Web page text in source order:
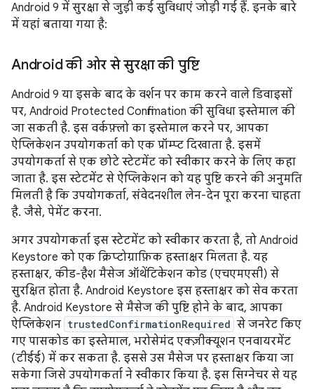
Android 9 में सुरक्षा से जुड़ी कई सुविधाएं जोड़ी गई हैं. इनके बारे
में यहां बताया गया है:
Android की ओर से सुरक्षा की पुष्टि
Android 9 या इसके बाद के वर्शन पर काम करने वाले डिवाइसों
पर, Android Protected Confirmation की सुविधा इस्तेमाल की
जा सकती है. इस वर्कफ़्लो का इस्तेमाल करने पर, आपका
ऐप्लिकेशन उपयोगकर्ता को एक प्रॉम्प्ट दिखाता है. इसमें
उपयोगकर्ता से एक छोटे स्टेटमेंट को स्वीकार करने के लिए कहा
जाता है. इस स्टेटमेंट से ऐप्लिकेशन को यह पुष्टि करने की अनुमति
मिलती है कि उपयोगकर्ता, संवेदनशील लेन-देन पूरा करना चाहता
है. जैसे, पेमेंट करना.
अगर उपयोगकर्ता इस स्टेटमेंट को स्वीकार करता है, तो Android
Keystore को एक क्रिप्टोग्राफ़िक हस्ताक्षर मिलता है. यह
हस्ताक्षर, कीड-हैश मैसेज ऑथेंटिकेशन कोड (एचएमएसी) से
सुरक्षित होता है. Android Keystore इस हस्ताक्षर को सेव करता
है. Android Keystore से मैसेज की पुष्टि होने के बाद, आपका
ऐप्लिकेशन trustedConfirmationRequired से जनरेट किए
गए पासकोड का इस्तेमाल, भरोसेमंद एक्ज़ीक्यूशन एनवायरमेंट
(टीईई) में कर सकता है. इससे उस मैसेज पर हस्ताक्षर किया जा
सकेगा जिसे उपयोगकर्ता ने स्वीकार किया है. इस सिग्नेचर से यह